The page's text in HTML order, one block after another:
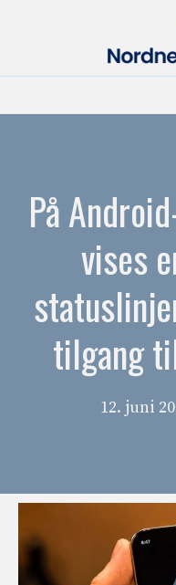
På
vises
tilgang
12. juni